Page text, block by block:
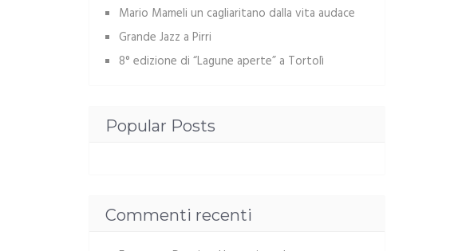
Mario Mameli un cagliaritano dalla vita audace
Grande Jazz a Pirri
8° edizione di “Lagune aperte” a Tortolì
Popular Posts
Commenti recenti